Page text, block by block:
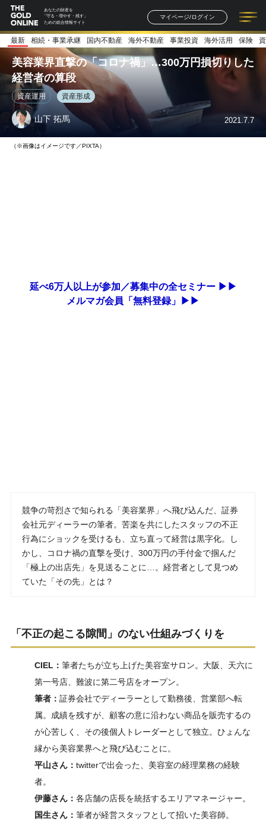
あなたの財産を
「守る・増やす・残す」
ための総合情報サイト
マイページ/ログイン
記事一覧 連載一覧
著者一覧 書籍一覧
最新 相続・事業承継 国内不動産 海外不動産 事業投資 海外活用 保険
美容業界直撃の「コロナ禍」…300万円損切りした
経営者の算段
資産運用 資産形成
山下 拓馬 2021.7.7
（※画像はイメージです／PIXTA）
延べ6万人以上が参加／募集中の全セミナー ▶▶
メルマガ会員「無料登録」▶▶
競争の苛烈さで知られる「美容業界」へ飛び込んだ、証券
会社元ディーラーの筆者。苦楽を共にしたスタッフの不正
行為にショックを受けるも、立ち直って経営は黒字化。し
かし、コロナ禍の直撃を受け、300万円の手付金で掴んだ
「極上の出店先」を見送ることに…。経営者として見つめ
ていた「その先」とは？
「不正の起こる隙間」のない仕組みづくりを
CIEL： 筆者たちが立ち上げた美容室サロン。大阪、天六に
第一号店、難波に第二号店をオープン。
筆者： 証券会社でディーラーとして勤務後、営業部へ転
属。成績を残すが、顧客の意に沿わない商品を販売するの
が心苦しく、その後個人トレーダーとして独立。ひょんな
縁から美容業界へと飛び込むことに。
平山さん： twitterで出会った、美容室の経理業務の経験
者。
伊藤さん： 各店舗の店長を統括するエリアマネージャー。
国生さん： 筆者が経営スタッフとして招いた美容師。